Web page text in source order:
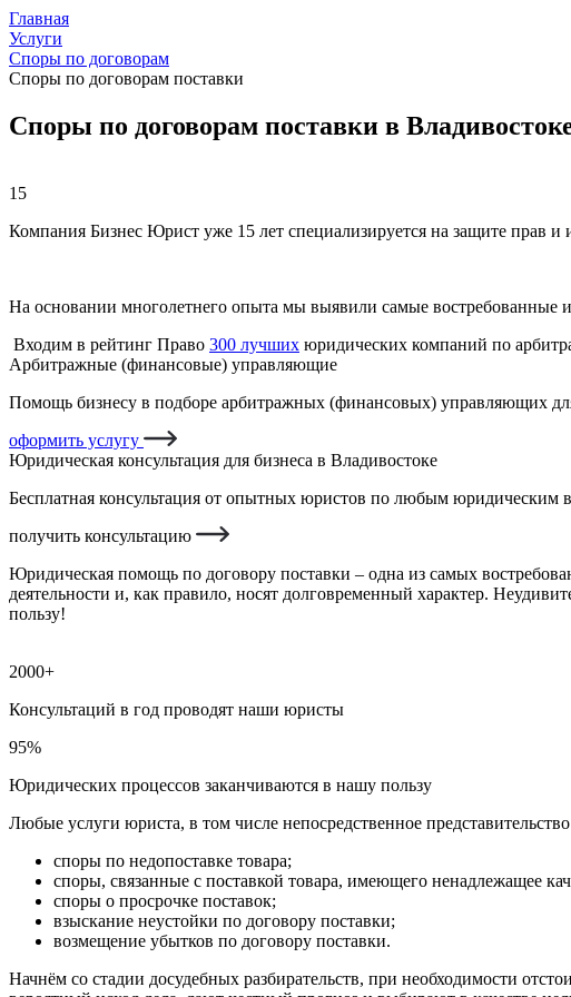
Главная
Услуги
Споры по договорам
Споры по договорам поставки
Споры по договорам поставки в
15
Компания Бизнес Юрист уже 15 лет специализируется на защите прав и
На основании многолетнего опыта мы выявили самые востребованные
Входим в рейтинг Право 300 лучших юридических компаний по
Арбитражные (финансовые) управляющие
Помощь бизнесу в подборе арбитражных (финансовых) управляющих
оформить услугу
Юридическая консультация для бизнеса в Владивостоке
Бесплатная консультация от опытных юристов по любым юридическим
получить консультацию
Юридическая помощь по договору поставки – одна из самых
деятельности и, как правило, носят долговременный характер.
пользу!
2000+
Консультаций в год проводят наши юристы
95%
Юридических процессов заканчиваются в нашу пользу
Любые услуги юриста, в том числе непосредственное
споры по недопоставке товара;
споры, связанные с поставкой товара, имеющего ненадлежащее
споры о просрочке поставок;
взыскание неустойки по договору поставки;
возмещение убытков по договору поставки.
Начнём со стадии досудебных разбирательств, при необходимости